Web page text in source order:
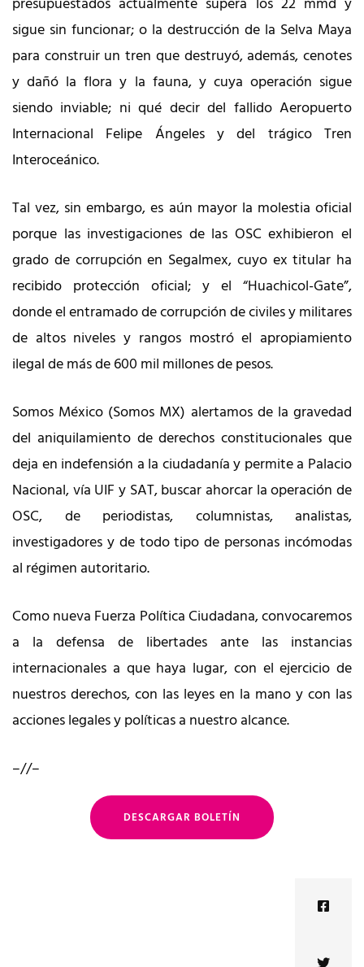
sigue sin funcionar; o la destrucción de la Selva Maya
para construir un tren que destruyó, además, cenotes
y dañó la flora y la fauna, y cuya operación sigue
siendo inviable; ni qué decir del fallido Aeropuerto
Internacional Felipe Ángeles y del trágico Tren
Interoceánico.
Tal vez, sin embargo, es aún mayor la molestia oficial
porque las investigaciones de las OSC exhibieron el
grado de corrupción en Segalmex, cuyo ex titular ha
recibido protección oficial; y el “Huachicol-Gate”,
donde el entramado de corrupción de civiles y militares
de altos niveles y rangos mostró el apropiamiento
ilegal de más de 600 mil millones de pesos.
Somos México (Somos MX) alertamos de la gravedad
del aniquilamiento de derechos constitucionales que
deja en indefensión a la ciudadanía y permite a Palacio
Nacional, vía UIF y SAT, buscar ahorcar la operación de
OSC, de periodistas, columnistas, analistas,
investigadores y de todo tipo de personas incómodas
al régimen autoritario.
Como nueva Fuerza Política Ciudadana, convocaremos
a la defensa de libertades ante las instancias
internacionales a que haya lugar, con el ejercicio de
nuestros derechos, con las leyes en la mano y con las
acciones legales y políticas a nuestro alcance.
–//–
DESCARGAR BOLETÍN